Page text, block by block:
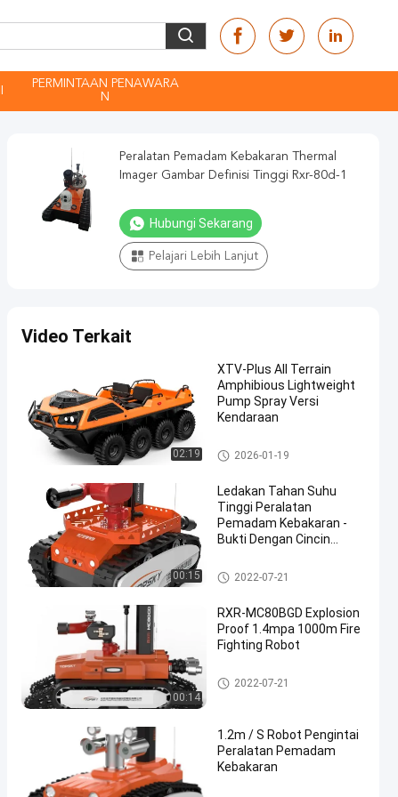
PERMINTAAN PENAWARA
N
Peralatan Pemadam Kebakaran Thermal
Imager Gambar Definisi Tinggi Rxr-80d-1
Hubungi Sekarang
Pelajari Lebih Lanjut
Video Terkait
02:19
XTV-Plus All Terrain
Amphibious Lightweight
Pump Spray Versi
Kendaraan
Robot Pemadam Kebakaran
2026-01-19
00:15
Ledakan Tahan Suhu
Tinggi Peralatan
Pemadam Kebakaran -
Bukti Dengan Cincin
Robot Pemadam Kebakaran
2022-07-21
00:14
RXR-MC80BGD Explosion
Proof 1.4mpa 1000m Fire
Fighting Robot
Robot Pemadam Kebakaran
2022-07-21
1.2m / S Robot Pengintai
Peralatan Pemadam
Kebakaran